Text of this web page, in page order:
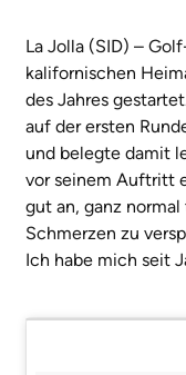
La Jolla (SID) –
kalifornischen
des Jahres
auf der ersten
und belegte damit
vor seinem Auftritt
gut an, ganz
Schmerzen zu
Ich habe mich seit